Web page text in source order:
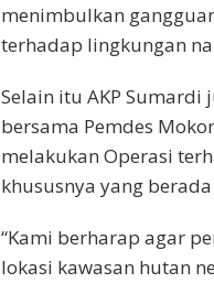
menimbulkan
terhadap lingkungan
Selain itu AKP
bersama Pemdes
melakukan Operasi
khususnya yang
“Kami berharap agar
lokasi kawasan hutan